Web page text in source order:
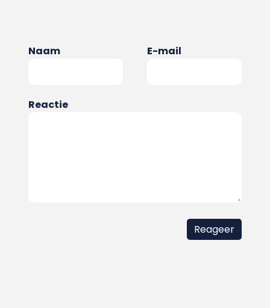
Naam E-mail
Reactie